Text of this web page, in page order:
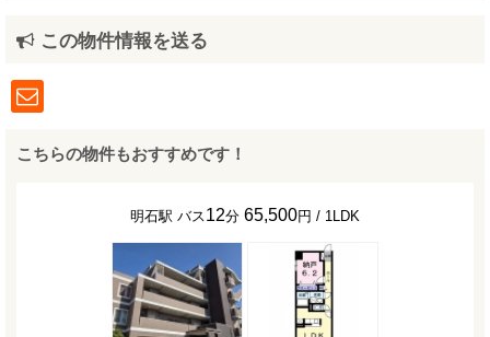
この物件情報を送る
こちらの物件もおすすめです！
明石駅 バス12分 65,500円 / 1LDK